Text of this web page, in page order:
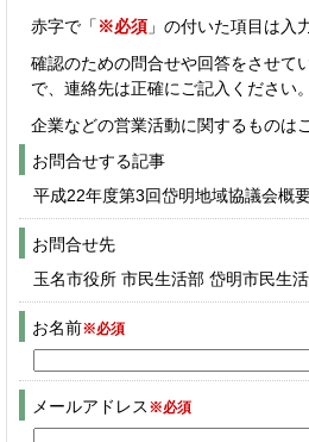
赤字で「 ※必須 」の付いた項目は入
確認のための問合せや回答をさせて
で、連絡先は正確にご記入ください。
企業などの営業活動に関するものは
お問合せする記事
平成22年度第3回岱明地域協議会概
お問合せ先
玉名市役所 市民生活部 岱明市民生活
お名前※必須
メールアドレス ※必須